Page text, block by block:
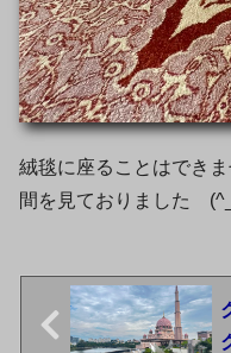
絨毯に座ることはでき
間を見ておりました